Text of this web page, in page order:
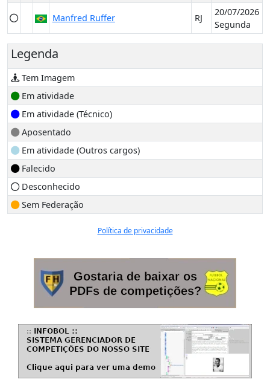
Manfred Ruffer RJ
20/07/2026
Segunda
Legenda
Tem Imagem
Em atividade
Em atividade (Técnico)
Aposentado
Em atividade (Outros cargos)
Falecido
Desconhecido
Sem Federação
Política de privacidade